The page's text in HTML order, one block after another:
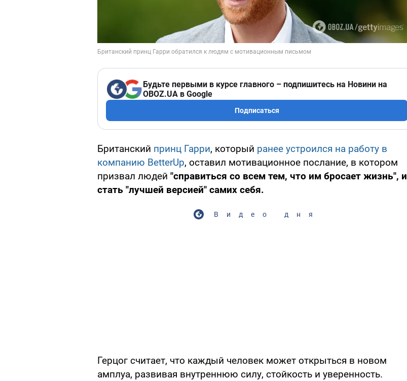
Будьте первыми в курсе главного – подпишитесь на Новини на
OBOZ.UA в Google
Подписаться
Британский принц Гарри, который ранее устроился на работу в
компанию BetterUp, оставил мотивационное послание, в котором
призвал людей "справиться со всем тем, что им бросает жизнь", и
стать "лучшей версией" самих себя.
Видео дня
Герцог считает, что каждый человек может открыться в новом
амплуа, развивая внутреннюю силу, стойкость и уверенность.